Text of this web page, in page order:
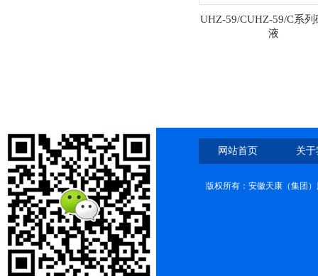
UHZ-59/CUHZ-59/C系列
液
网站首页 关
版权所有：安徽天康（集团